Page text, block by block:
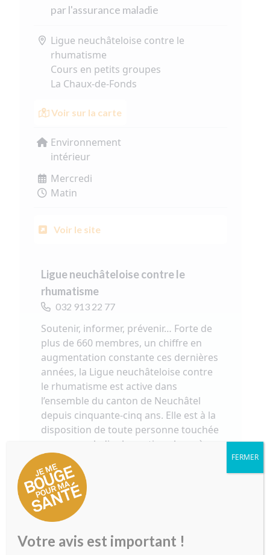
par l'assurance maladie
Ligue neuchâteloise contre le
rhumatisme
Cours en petits groupes
La Chaux-de-Fonds
Voir sur la carte
Environnement
intérieur
Mercredi
Matin
Voir le site
Ligue neuchâteloise contre le
rhumatisme
032 913 22 77
Soutenir, informer, prévenir… Forte de
plus de 660 membres, un chiffre en
augmentation constante ces dernières
années, la Ligue neuchâteloise contre
le rhumatisme est active dans
l’ensemble du canton de Neuchâtel
depuis cinquante-cinq ans. Elle est à la
disposition de toute personne touchée
par une maladie rhumatismale ou à
titre préventif en organisant des
conférences publiques, des ateliers de
sensibilisation, des journées
d’information. Son activité principale
est l’organisation de cours de
physiothérapeutes, sans compter la
Votre avis est important !
FERMER